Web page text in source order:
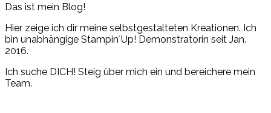
Das ist mein Blog!
Hier zeige ich dir meine selbstgestalteten Kreationen. Ich
bin unabhängige Stampin´Up! Demonstratorin seit Jan.
2016.
Ich suche DICH! Steig über mich ein und bereichere mein
Team.